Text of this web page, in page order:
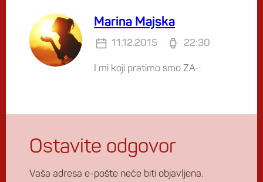
Marina Majska
11.12.2015 22:30
I mi koji pratimo smo ZA~
Ostavite odgovor
Vaša adresa e-pošte neće biti objavljena.